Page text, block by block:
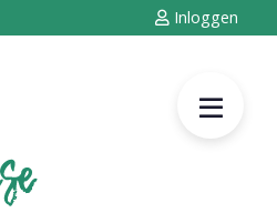
Inloggen